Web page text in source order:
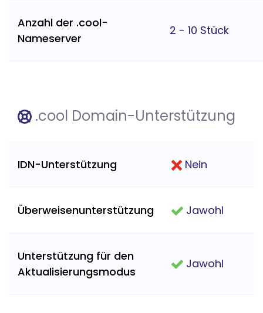
Anzahl der .cool-
Nameserver
2 - 10 Stück
.cool Domain-Unterstützung
IDN-Unterstützung Nein
Überweisenunterstützung Jawohl
Unterstützung für den
Aktualisierungsmodus
Jawohl